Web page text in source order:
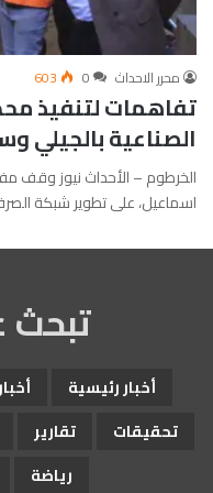
محرر الاحداث 0
603
تفاهمات لتنفيذ
الصناعية بالجيلي
الخرطوم – الأحداث نيوز وقف
اسماعيل، على تطوير شبكة
تبحث
أخبار رئيسية
تحقيقات
تقارير
رياضة